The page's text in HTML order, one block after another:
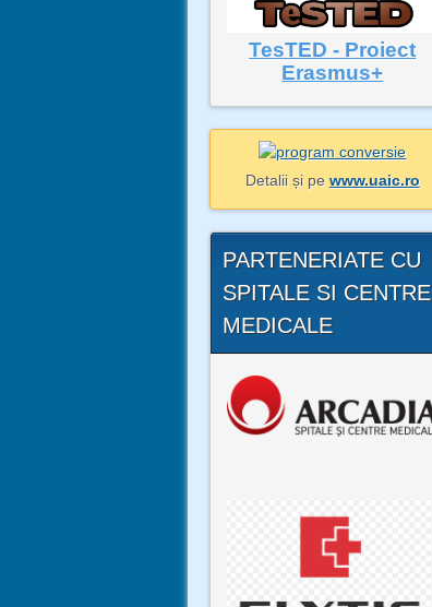
TesTED - Proiect
Erasmus+
Detalii și pe www.uaic.ro
PARTENERIATE CU
SPITALE SI CENTRE
MEDICALE